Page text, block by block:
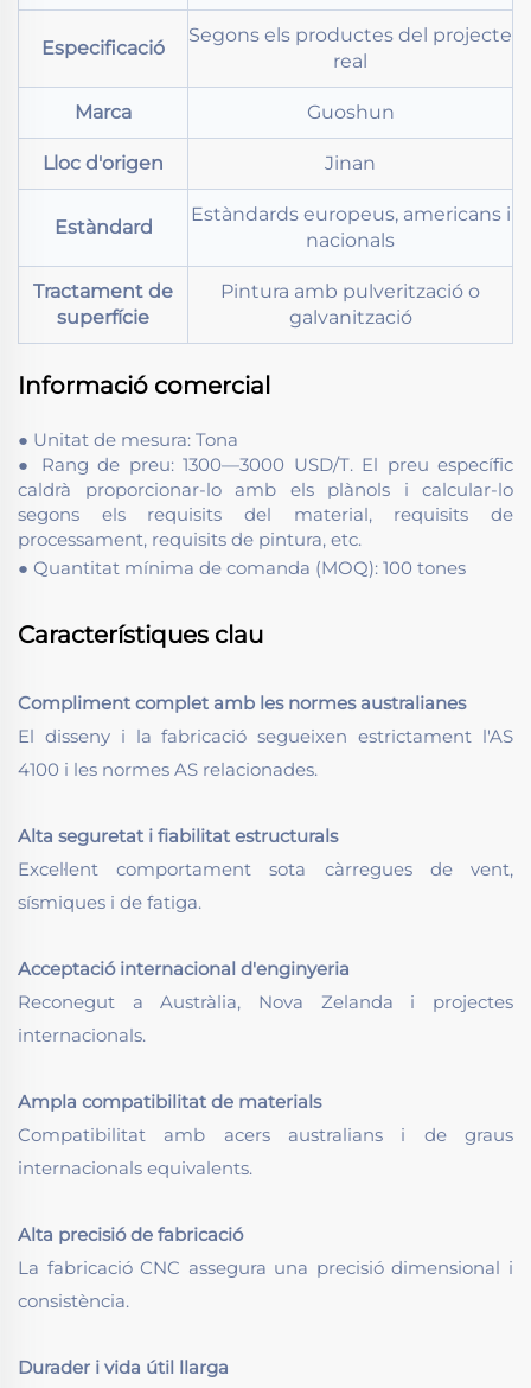
Especificació
Segons els productes del projecte
real
Marca Guoshun
Lloc d'origen Jinan
Estàndard
Estàndards europeus, americans i
nacionals
Tractament de
superfície
Pintura amb pulverització o
galvanització
Informació comercial
● Unitat de mesura: Tona
● Rang de preu: 1300—3000 USD/T. El preu específic
caldrà proporcionar-lo amb els plànols i calcular-lo
segons els requisits del material, requisits de
processament, requisits de pintura, etc.
● Quantitat mínima de comanda (MOQ): 100 tones
Característiques clau
Compliment complet amb les normes australianes
El disseny i la fabricació segueixen estrictament l'AS
4100 i les normes AS relacionades.
Alta seguretat i fiabilitat estructurals
Excel·lent comportament sota càrregues de vent,
sísmiques i de fatiga.
Acceptació internacional d'enginyeria
Reconegut a Austràlia, Nova Zelanda i projectes
internacionals.
Ampla compatibilitat de materials
Compatibilitat amb acers australians i de graus
internacionals equivalents.
Alta precisió de fabricació
La fabricació CNC assegura una precisió dimensional i
consistència.
Durader i vida útil llarga